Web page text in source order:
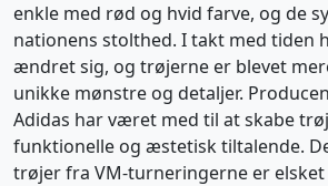
enkle med rød og hvid farve, og de
nationens stolthed. I takt med tiden
ændret sig, og trøjerne er blevet
unikke mønstre og detaljer.
Adidas har været med til at skabe
funktionelle og æstetisk tiltalende.
trøjer fra VM-turneringerne er